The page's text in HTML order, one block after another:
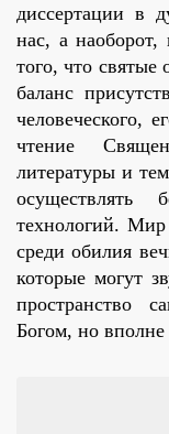
диссертации в
нас, а наоборот,
того, что
баланс
человеческого,
чтение
литературы и
осуществлять
технологий. Мир
среди обилия
которые могут
пространство
Богом, но вполне